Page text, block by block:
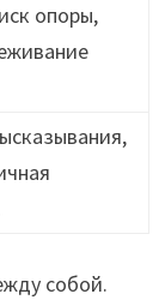
опоры,
собой.